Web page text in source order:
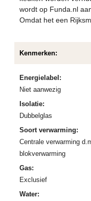
wordt op Funda.nl
Omdat het een
Kenmerken:
Energielabel:
Niet aanwezig
Isolatie:
Dubbelglas
Soort verwarming:
Centrale verwarming
blokverwarming
Gas:
Exclusief
Water: